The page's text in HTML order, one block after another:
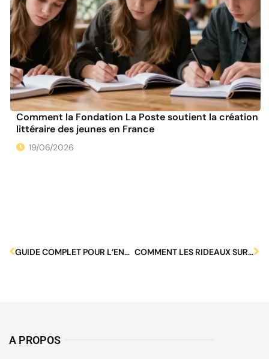
Comment la Fondation La Poste soutient la création
littéraire des jeunes en France
19/06/2026
GUIDE COMPLET POUR L’ENLÈVEMENT DE CANAPÉ À DOMICILE COMMENT LES RIDEAUX SUR MESURE PEUVENT RENFORCER L’HARMONIE DANS VOTRE MAISON DE FAMILLE ?
A PROPOS